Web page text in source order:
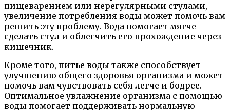
пищеварением или нерегулярными стулами,
увеличение потребления воды может помочь вам
решить эту проблему. Вода помогает мягче
сделать стул и облегчить его прохождение через
кишечник.
Кроме того, питье воды также способствует
улучшению общего здоровья организма и может
помочь вам чувствовать себя легче и бодрее.
Оптимальное увлажнение организма с помощью
воды помогает поддерживать нормальную